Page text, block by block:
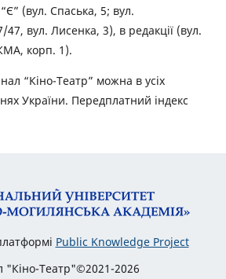
(вул. Спаська, 5; вул.
47, вул. Лисенка, 3), в редакції (вул.
корп. 1).
“Кіно-Театр” можна в усіх
України. Передплатний індекс
Public Knowledge Project
"Кіно-Театр"©2021-2026